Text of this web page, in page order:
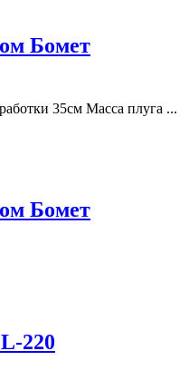
Бомет
35см Масса плуга ...
Бомет
220